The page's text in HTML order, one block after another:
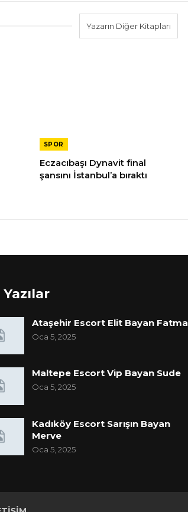
Yazarın Diğer Kitapları
SPOR
Eczacıbaşı Dynavit final
şansını İstanbul’a bıraktı
Ataşehir Escort Elit Bayan Fatma
Oca 5, 2025
Maltepe Escort Vip Bayan Sude
Oca 5, 2025
Kadıköy Escort Sarışın Bayan
Merve
Oca 5, 2025